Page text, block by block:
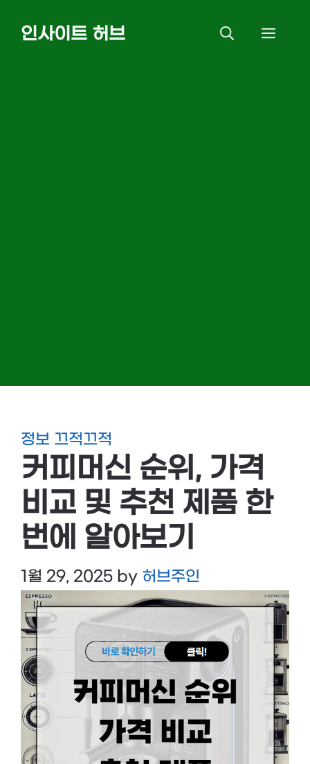
인사이트 허브
정보 끄적끄적
커피머신 순위, 가격
비교 및 추천 제품 한
번에 알아보기
1월 29, 2025 by 허브주인